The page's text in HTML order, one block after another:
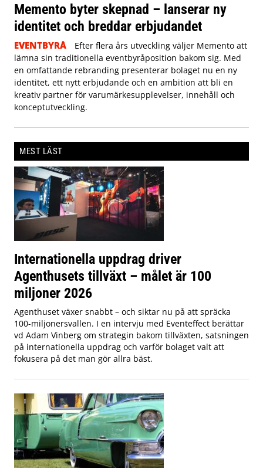
Memento byter skepnad – lanserar ny
identitet och breddar erbjudandet
EVENTBYRÅ
Efter flera års utveckling väljer Memento att
lämna sin traditionella eventbyråposition bakom sig. Med
en omfattande rebranding presenterar bolaget nu en ny
identitet, ett nytt erbjudande och en ambition att bli en
kreativ partner för varumärkesupplevelser, innehåll och
konceptutveckling.
MEST LÄST
Internationella uppdrag driver
Agenthusets tillväxt – målet är 100
miljoner 2026
Agenthuset växer snabbt – och siktar nu på att spräcka
100-miljonersvallen. I en intervju med Eventeffect berättar
vd Adam Vinberg om strategin bakom tillväxten, satsningen
på internationella uppdrag och varför bolaget valt att
fokusera på det man gör allra bäst.